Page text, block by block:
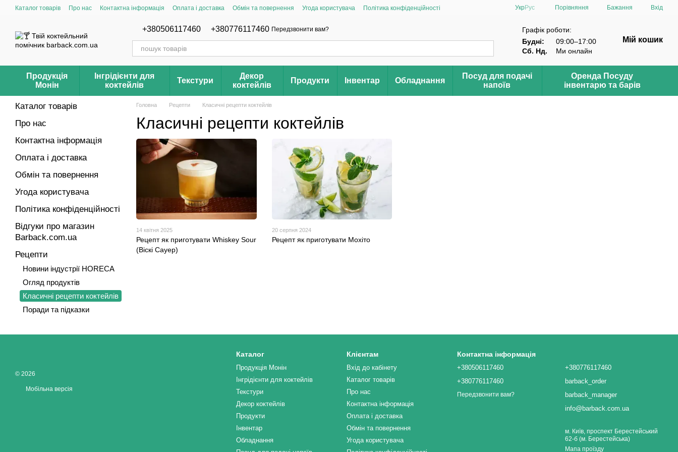
Перейти до основного контенту
Каталог товарів Про нас Контактна інформація Оплата і доставка Обмін та повернення Угода користувача
Політика конфіденційності
УкрРус Порівняння Бажання Вхід
+380506117460 +380776117460 Передзвонити вам?
Графік роботи:
Будні:
09:00–17:00
Сб. Нд.
Ми онлайн
Мій кошик
Продукція
Монін
Інгрідієнти для
коктейлів
Текстури
Декор
коктейлів
Продукти Інвентар Обладнання
Посуд для подачі
напоїв
Оренда Посуду
інвентарю та барів
Головна Рецепти Класичні рецепти коктейлів
Класичні рецепти коктейлів
14 квітня 2025
Рецепт як приготувати Whiskey Sour
(Віскі Сауер)
20 серпня 2024
Рецепт як приготувати Мохіто
Каталог товарів
Про нас
Контактна інформація
Оплата і доставка
Обмін та повернення
Угода користувача
Політика конфіденційності
Відгуки про магазин
Barback.com.ua
Рецепти
Новини індустрії HORECA
Огляд продуктів
Класичні рецепти коктейлів
Поради та підказки
© 2026
Мобільна версія
Каталог
Продукція Монін
Інгрідієнти для коктейлів
Текстури
Декор коктейлів
Продукти
Інвентар
Обладнання
Клієнтам
Вхід до кабінету
Каталог товарів
Про нас
Контактна інформація
Оплата і доставка
Обмін та повернення
Угода користувача
Контактна інформація
+380506117460
+380776117460
Передзвонити вам?
+380776117460
barback_order
barback_manager
info@barback.com.ua
м. Київ, проспект Берестейський
62-б (м. Берестейська)
Мапа проїзду